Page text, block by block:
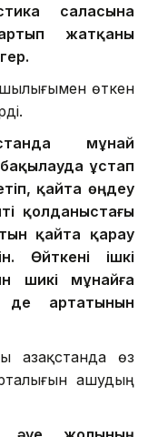
саласына
жатқаны
өткен
мұнай
бақылауда ұстап
қайта өңдеу
қолданыстағы
қайта қарау
Өйткені ішкі
шикі мұнайға
де артатынын
Қазақстанда өз
ашудың